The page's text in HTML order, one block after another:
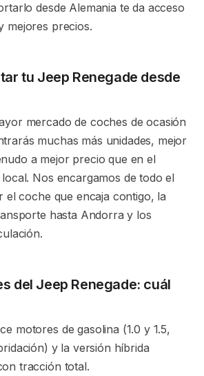
desde Alemania te da acceso
mejores precios.
tu Jeep Renegade desde
mercado de coches de ocasión
muchas más unidades, mejor
a mejor precio que en el
Nos encargamos de todo el
el coche que encaja contigo, la
hasta Andorra y los
del Jeep Renegade: cuál
motores de gasolina (1.0 y 1.5,
y la versión híbrida
tracción total.